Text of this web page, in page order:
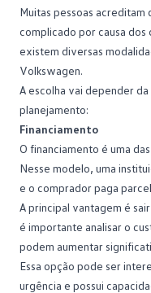
Muitas pessoas acreditam
complicado por causa
existem diversas
Volkswagen.
A escolha vai depender
planejamento:
Financiamento
O financiamento é uma
Nesse modelo, uma
e o comprador paga
A principal vantagem é
é importante analisar o
podem aumentar
Essa opção pode ser
urgência e possui